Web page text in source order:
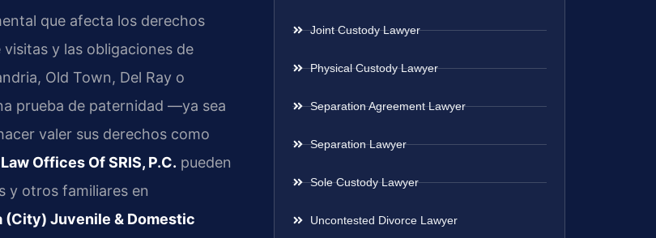
que afecta los derechos
y las obligaciones de
Old Town, Del Ray o
prueba de paternidad —ya sea
valer sus derechos como
Law Offices Of SRIS, P.C. pueden
y otros familiares en
(City) Juvenile & Domestic
Joint Custody Lawyer
Physical Custody Lawyer
Separation Agreement Lawyer
Separation Lawyer
Sole Custody Lawyer
Uncontested Divorce Lawyer